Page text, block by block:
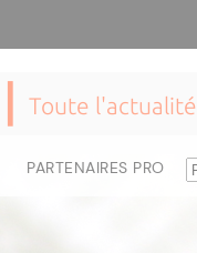
Toute
PARTENAIRES PRO